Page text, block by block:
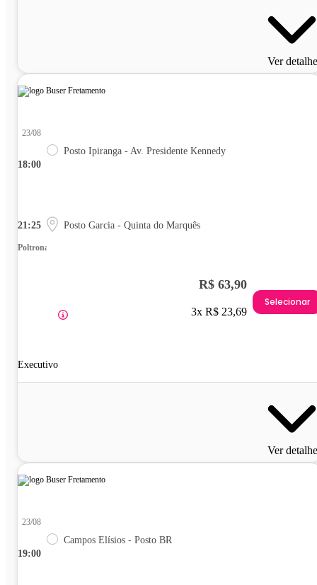
Ver
18:00
23/08
Posto Ipiranga - Av. Presidente Kennedy
21:25 Posto Garcia - Quinta do Marquês
Poltrona
Executivo
R$ 63,90
3x R$ 23,69
Selecionar
Ver
19:00
23/08
Campos Elísios - Posto BR